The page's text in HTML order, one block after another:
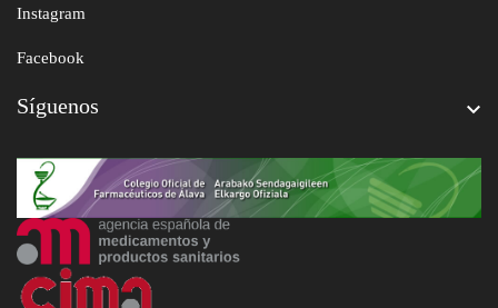
Instagram
Facebook
Síguenos 